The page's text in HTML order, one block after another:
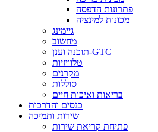
פתרונות הדפסה
מכונות למינציה
גיימינג
מחשוב
תוכנה וענן-GTC
טלוויזיות
מקרנים
סוללות
בריאות ואיכות חיים
כנסים והדרכות
שירות ותמיכה
פתיחת קריאת שירות